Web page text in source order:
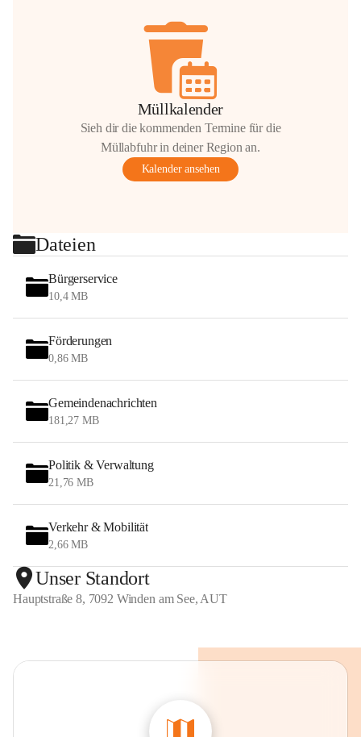
Müllkalender
Sieh dir die kommenden Termine für die
Müllabfuhr in deiner Region an.
Kalender ansehen
Dateien
Bürgerservice
10,4 MB
Förderungen
0,86 MB
Gemeindenachrichten
181,27 MB
Politik & Verwaltung
21,76 MB
Verkehr & Mobilität
2,66 MB
Unser Standort
Hauptstraße 8, 7092 Winden am See, AUT